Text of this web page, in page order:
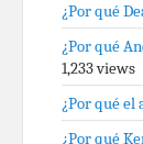
¿Por qué
¿Por qué
1,233 views
¿Por qué el
¿Por qué